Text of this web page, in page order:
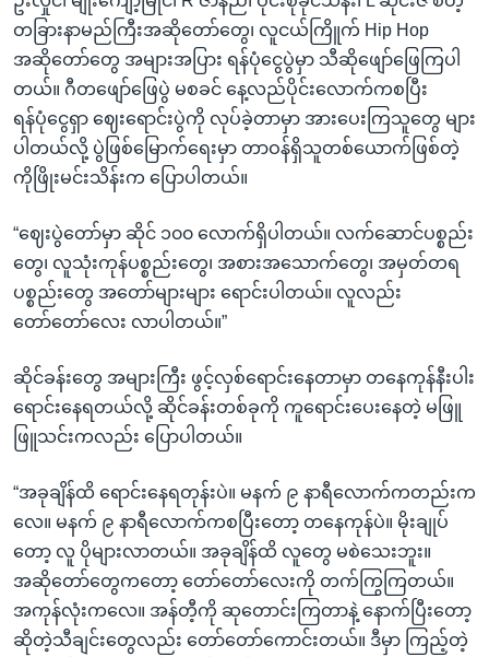
တခြားနာမည်ကြီးအဆိုတော်တွေ၊ လူငယ်ကြိူက် Hip Hop
အဆိုတော်တွေ အများအပြား ရန်ပုံငွေပွဲမှာ သီဆိုဖျော်ဖြေကြပါ
တယ်။ ဂီတဖျော်ဖြေပွဲ မစခင် နေ့လည်ပိုင်းလောက်ကစပြီး
ရန်ပုံငွေရှာ ဈေးရောင်းပွဲကို လုပ်ခဲ့တာမှာ အားပေးကြသူတွေ များ
ပါတယ်လို့ ပွဲဖြစ်မြောက်ရေးမှာ တာဝန်ရှိသူတစ်ယောက်ဖြစ်တဲ့
ကိုဖြိုးမင်းသိန်းက ပြောပါတယ်။
“ဈေးပွဲတော်မှာ ဆိုင် ၁၀၀ လောက်ရှိပါတယ်။ လက်ဆောင်ပစ္စည်း
တွေ၊ လူသုံးကုန်ပစ္စည်းတွေ၊ အစားအသောက်တွေ၊ အမှတ်တရ
ပစ္စည်းတွေ အတော်များများ ရောင်းပါတယ်။ လူလည်း
တော်တော်လေး လာပါတယ်။”
ဆိုင်ခန်းတွေ အများကြီး ဖွင့်လှစ်ရောင်းနေတာမှာ တနေကုန်နီးပါး
ရောင်းနေရတယ်လို့ ဆိုင်ခန်းတစ်ခုကို ကူရောင်းပေးနေတဲ့ မဖြူ
ဖြူသင်းကလည်း ပြောပါတယ်။
“အခုချိန်ထိ ရောင်းနေရတုန်းပဲ။ မနက် ၉ နာရီလောက်ကတည်းက
လေ။ မနက် ၉ နာရီလောက်ကစပြီးတော့ တနေကုန်ပဲ။ မိုးချုပ်
တော့ လူ ပိုများလာတယ်။ အခုချိန်ထိ လူတွေ မစဲသေးဘူး။
အဆိုတော်တွေကတော့ တော်တော်လေးကို တက်ကြွကြတယ်။
အကုန်လုံးကလေ။ အန်တီ့ကို ဆုတောင်းကြတာနဲ့ နောက်ပြီးတော့
ဆိုတဲ့သီချင်းတွေလည်း တော်တော်ကောင်းတယ်။ ဒီမှာ ကြည့်တဲ့